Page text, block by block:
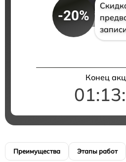
-20%
Конец
Преимущества Этапы работ